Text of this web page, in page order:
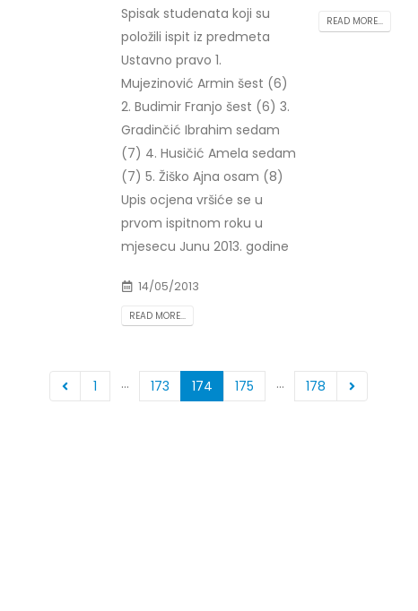
READ MORE...
Spisak studenata koji su
položili ispit iz predmeta
Ustavno pravo 1.
Mujezinović Armin šest (6)
2. Budimir Franjo šest (6) 3.
Gradinčić Ibrahim sedam
(7) 4. Husičić Amela sedam
(7) 5. Žiško Ajna osam (8)
Upis ocjena vršiće se u
prvom ispitnom roku u
mjesecu Junu 2013. godine
14/05/2013
READ MORE...
1 … 173 174 175 … 178